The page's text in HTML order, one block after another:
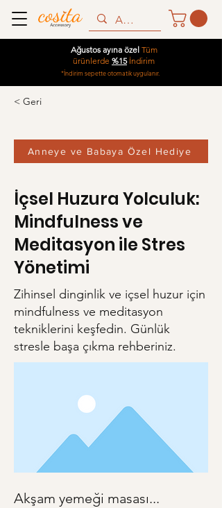
Ağustos ayına özel Tüm
ürünlerde %15İndirim
*İndirim sepette otomatik uygulanır.
< Geri
Anneye ve Babaya Özel Hediye
İçsel Huzura Yolculuk:
Mindfulness ve
Meditasyon ile Stres
Yönetimi
Zihinsel dinginlik ve içsel huzur için
mindfulness ve meditasyon
tekniklerini keşfedin. Günlük
stresle başa çıkma rehberiniz.
Akşam yemeği masası...